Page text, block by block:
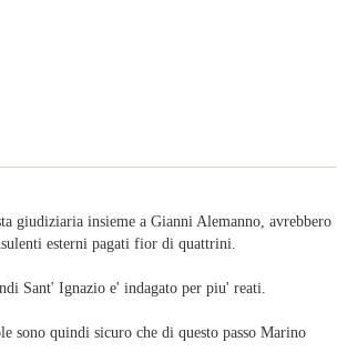
giudiziaria insieme a Gianni Alemanno, avrebbero
esterni pagati fior di quattrini.
Sant' Ignazio e' indagato per piu' reati.
sono quindi sicuro che di questo passo Marino